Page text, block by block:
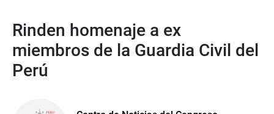
Rinden homenaje a ex
miembros de la Guardia Civil del
Perú